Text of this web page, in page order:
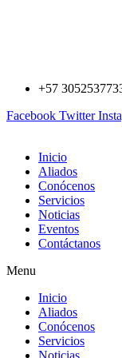
+57
Facebook Twitter
Inicio
Aliados
Conócenos
Servicios
Noticias
Eventos
Contáctanos
Menu
Inicio
Aliados
Conócenos
Servicios
Noticias